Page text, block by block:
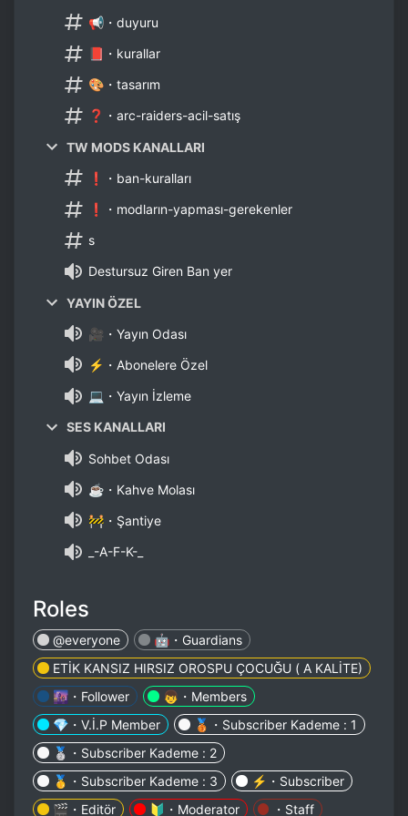
📢・duyuru
📕・kurallar
🎨・tasarım
❓・arc-raiders-acil-satış
TW MODS KANALLARI
❗・ban-kuralları
❗・modların-yapması-gerekenler
s
Destursuz Giren Ban yer
YAYIN ÖZEL
🎥・Yayın Odası
⚡・Abonelere Özel
💻・Yayın İzleme
SES KANALLARI
Sohbet Odası
☕・Kahve Molası
🚧・Şantiye
_-A-F-K-_
Roles
@everyone
🤖・Guardians
ETİK KANSIZ HIRSIZ OROSPU ÇOCUĞU ( A KALİTE)
🌆・Follower
👦・Members
💎・V.İ.P Member
🥉・Subscriber Kademe : 1
🥈・Subscriber Kademe : 2
🥇・Subscriber Kademe : 3
⚡・Subscriber
🎬・Editör
🔰・Moderator ・Staff